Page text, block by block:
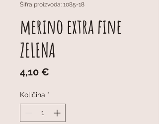
Šifra proizvoda: 1085-18
merino extra fine
ZELENA
4,10 €
Količina *